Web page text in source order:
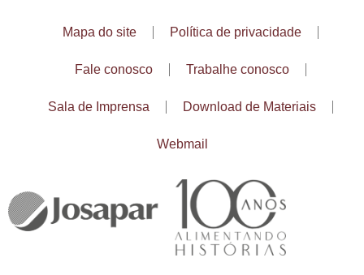
Mapa do site Política de privacidade
Fale conosco Trabalhe conosco
Sala de Imprensa Download de Materiais
Webmail